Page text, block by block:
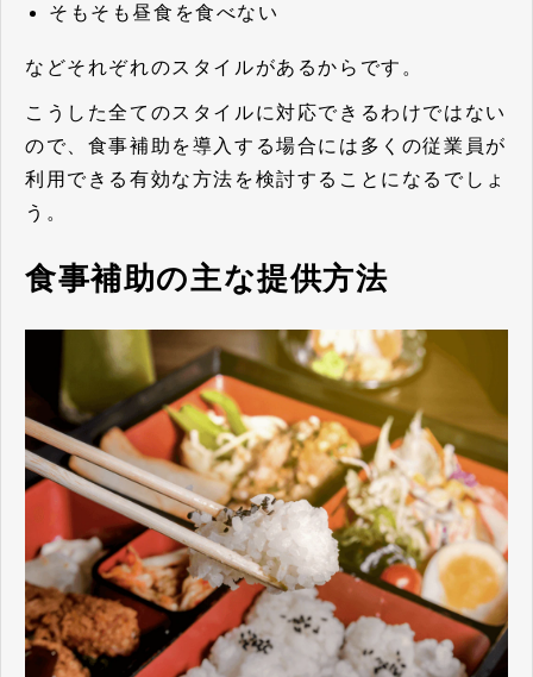
そもそも昼食を食べない
などそれぞれのスタイルがあるからです。
こうした全てのスタイルに対応できるわけではない
ので、食事補助を導入する場合には多くの従業員が
利用できる有効な方法を検討することになるでしょ
う。
食事補助の主な提供方法